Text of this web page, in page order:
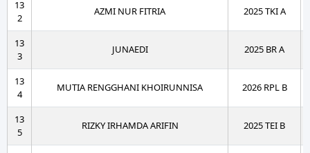
13
2
AZMI NUR FITRIA 2025 TKI A
13
3
JUNAEDI 2025 BR A
13
4
MUTIA RENGGHANI KHOIRUNNISA 2026 RPL B
13
5
RIZKY IRHAMDA ARIFIN 2025 TEI B